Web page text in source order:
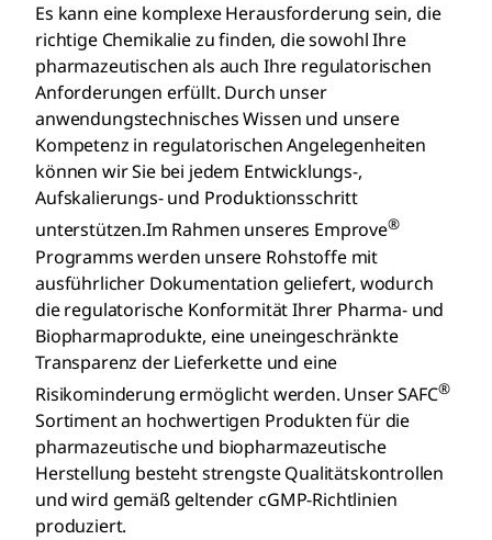
Es kann eine komplexe Herausforderung sein, die
richtige Chemikalie zu finden, die sowohl Ihre
pharmazeutischen als auch Ihre regulatorischen
Anforderungen erfüllt. Durch unser
anwendungstechnisches Wissen und unsere
Kompetenz in regulatorischen Angelegenheiten
können wir Sie bei jedem Entwicklungs-,
Aufskalierungs- und Produktionsschritt
unterstützen.Im Rahmen unseres Emprove®
Programms werden unsere Rohstoffe mit
ausführlicher Dokumentation geliefert, wodurch
die regulatorische Konformität Ihrer Pharma- und
Biopharmaprodukte, eine uneingeschränkte
Transparenz der Lieferkette und eine
Risikominderung ermöglicht werden. Unser SAFC®
Sortiment an hochwertigen Produkten für die
pharmazeutische und biopharmazeutische
Herstellung besteht strengste Qualitätskontrollen
und wird gemäß geltender cGMP-Richtlinien
produziert.